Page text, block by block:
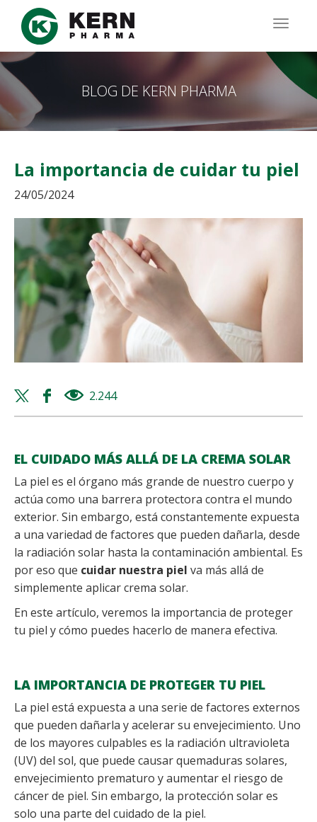
Pasar
contenido
principal
BLOG DE KERN PHARMA
La importancia de cuidar tu piel
24/05/2024
Twitter
share
Facebook
share
2.244views
EL CUIDADO MÁS ALLÁ DE LA CREMA SOLAR
La piel es el órgano más grande de nuestro cuerpo y
actúa como una barrera protectora contra el mundo
exterior. Sin embargo, está constantemente expuesta
a una variedad de factores que pueden dañarla, desde
la radiación solar hasta la contaminación ambiental. Es
por eso que cuidar nuestra piel va más allá de
simplemente aplicar crema solar.
En este artículo, veremos la importancia de proteger
tu piel y cómo puedes hacerlo de manera efectiva.
LA IMPORTANCIA DE PROTEGER TU PIEL
La piel está expuesta a una serie de factores externos
que pueden dañarla y acelerar su envejecimiento. Uno
de los mayores culpables es la radiación ultravioleta
(UV) del sol, que puede causar quemaduras solares,
envejecimiento prematuro y aumentar el riesgo de
cáncer de piel. Sin embargo, la protección solar es
solo una parte del cuidado de la piel.